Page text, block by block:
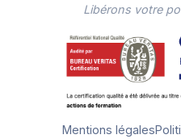
Libérons votre
Mentions légales